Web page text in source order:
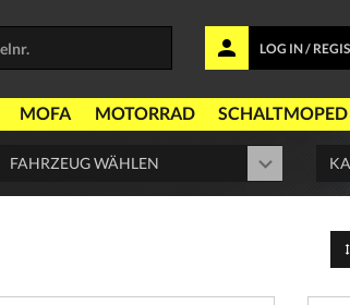
LOG IN /
MOFA MOTORRAD SCHALTMOPED